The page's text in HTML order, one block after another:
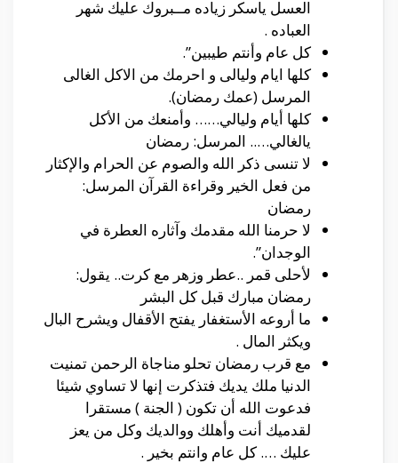
العسل ياسكر زياده مــبروك عليك شهر
العباده .
كل عام وأنتم طيبين”.
كلها ايام وليالى و احرمك من الاكل الغالى
المرسل (عمك رمضان).
كلها أيام وليالي…… وأمنعك من الأكل
يالغالي….. المرسل: رمضان
لا تنسى ذكر الله والصوم عن الحرام والإكثار
من فعل الخير وقراءة القرآن المرسل:
رمضان
لا حرمنا الله مقدمك وآثاره العطرة في
الوجدان”.
لأحلى قمر ..عطر وزهر مع كرت.. يقول:
رمضان مبارك قبل كل البشر
ما أروعه الأستغفار يفتح الأقفال ويشرح البال
ويكثر المال .
مع قرب رمضان تحلو مناجاة الرحمن تمنيت
الدنيا ملك يديك فتذكرت إنها لا تساوي شيئا
فدعوت الله أن تكون ( الجنة ) مستقرا
لقدميك أنت وأهلك ووالديك وكل من يعز
عليك …. كل عام وانتم بخير .